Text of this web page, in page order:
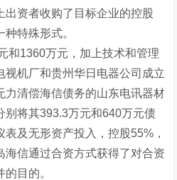
出资者收购了目标企业的控股
特殊形式。
和1360万元，加上技术和管理
视机厂和贵州华日电器公司成立
力清偿海信债务的山东电讯器材
别将其393.3万元和640万元债
及无形资产投入，控股55%，
海信通过合资方式获得了对合资
目的。